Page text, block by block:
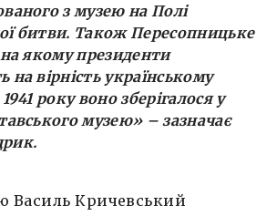
з музею на Полі
битви. Також Пересопницьке
на якому президенти
на вірність українському
року воно зберігалося у
музею» – зазначає
Василь Кричевський